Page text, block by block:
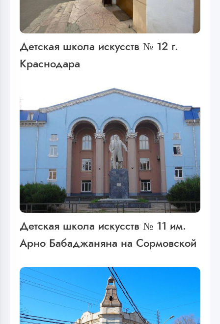
Детская школа искусств № 12 г.
Краснодара
Детская школа искусств № 11 им.
Арно Бабаджаняна на Сормовской